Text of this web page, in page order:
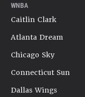
WNBA
Caitlin Clark
Atlanta Dream
Chicago Sky
Connecticut Sun
Dallas Wings